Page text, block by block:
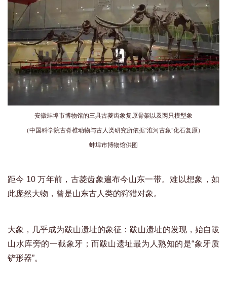
安徽蚌埠市博物馆的三具古菱齿象复原骨架以及两只模型象
（中国科学院古脊椎动物与古人类研究所依据“淮河古象”化石复原）
蚌埠市博物馆供图
距今 10 万年前，古菱齿象遍布今山东一带。难以想象，如
此庞然大物，曾是山东古人类的狩猎对象。
大象，几乎成为跋山遗址的象征：跋山遗址的发现，始自跋
山水库旁的一截象牙；而跋山遗址最为人熟知的是“象牙质
铲形器”。